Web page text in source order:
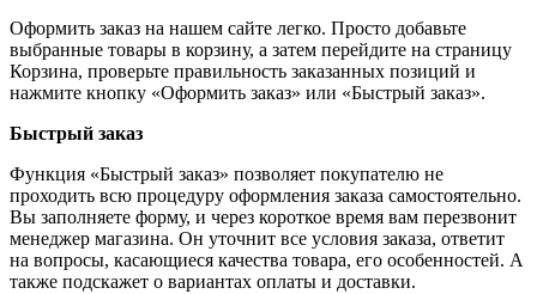
Оформить заказ на нашем сайте легко. Просто добавьте
выбранные товары в корзину, а затем перейдите на страницу
Корзина, проверьте правильность заказанных позиций и
нажмите кнопку «Оформить заказ» или «Быстрый заказ».
Быстрый заказ
Функция «Быстрый заказ» позволяет покупателю не
проходить всю процедуру оформления заказа самостоятельно.
Вы заполняете форму, и через короткое время вам перезвонит
менеджер магазина. Он уточнит все условия заказа, ответит
на вопросы, касающиеся качества товара, его особенностей. А
также подскажет о вариантах оплаты и доставки.